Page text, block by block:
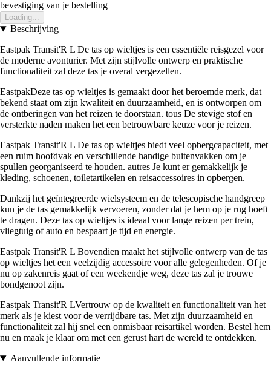
bevestiging van je bestelling
Loading...
Beschrijving
Eastpak Transit'R L De tas op wieltjes is een essentiële reisgezel voor
de moderne avonturier. Met zijn stijlvolle ontwerp en praktische
functionaliteit zal deze tas je overal vergezellen.
EastpakDeze tas op wieltjes is gemaakt door het beroemde merk, dat
bekend staat om zijn kwaliteit en duurzaamheid, en is ontworpen om
de ontberingen van het reizen te doorstaan. tous De stevige stof en
versterkte naden maken het een betrouwbare keuze voor je reizen.
Eastpak Transit'R L De tas op wieltjes biedt veel opbergcapaciteit, met
een ruim hoofdvak en verschillende handige buitenvakken om je
spullen georganiseerd te houden. autres Je kunt er gemakkelijk je
kleding, schoenen, toiletartikelen en reisaccessoires in opbergen.
Dankzij het geïntegreerde wielsysteem en de telescopische handgreep
kun je de tas gemakkelijk vervoeren, zonder dat je hem op je rug hoeft
te dragen. Deze tas op wieltjes is ideaal voor lange reizen per trein,
vliegtuig of auto en bespaart je tijd en energie.
Eastpak Transit'R L Bovendien maakt het stijlvolle ontwerp van de tas
op wieltjes het een veelzijdig accessoire voor alle gelegenheden. Of je
nu op zakenreis gaat of een weekendje weg, deze tas zal je trouwe
bondgenoot zijn.
Eastpak Transit'R LVertrouw op de kwaliteit en functionaliteit van het
merk als je kiest voor de verrijdbare tas. Met zijn duurzaamheid en
functionaliteit zal hij snel een onmisbaar reisartikel worden. Bestel hem
nu en maak je klaar om met een gerust hart de wereld te ontdekken.
Aanvullende informatie